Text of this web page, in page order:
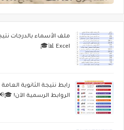
Excel 📊🎓
الروابط الرسمية الآن! 🎓📢